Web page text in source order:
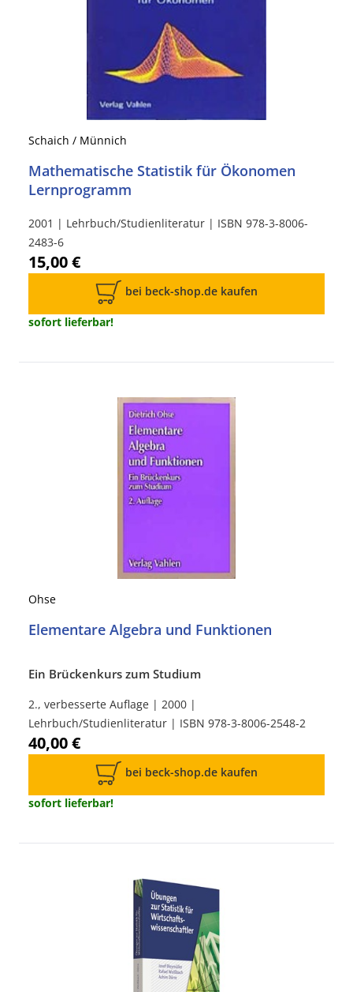
Schaich / Münnich
Mathematische Statistik für Ökonomen
Lernprogramm
2001 | Lehrbuch/Studienliteratur | ISBN 978-3-8006-
2483-6
15,00 €
bei beck-shop.de kaufen
sofort lieferbar!
Ohse
Elementare Algebra und Funktionen
Ein Brückenkurs zum Studium
2., verbesserte Auflage | 2000 |
Lehrbuch/Studienliteratur | ISBN 978-3-8006-2548-2
40,00 €
bei beck-shop.de kaufen
sofort lieferbar!